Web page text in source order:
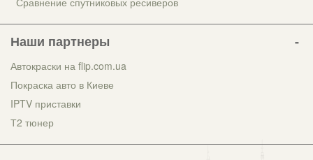
Наши партнеры
Автокраски на flip.com.ua
Покраска авто в Киеве
IPTV приставки
Т2 тюнер